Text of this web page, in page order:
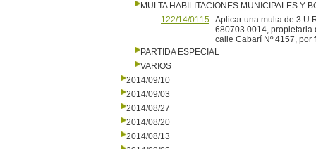
MULTA HABILITACIONES MUNICIPALES Y
122/14/0115 Aplicar una multa de 3
680703 0014, propietaria
calle Cabarí Nº 4157,
PARTIDA ESPECIAL
VARIOS
2014/09/10
2014/09/03
2014/08/27
2014/08/20
2014/08/13